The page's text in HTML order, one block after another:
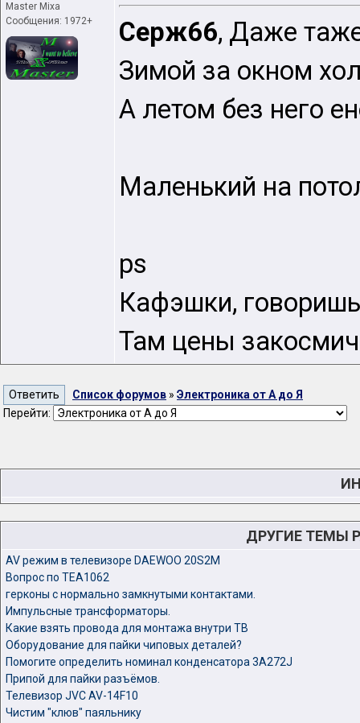
Master Mixa
Сообщения: 1972+
Серж66, Даже
Зимой за окном
А летом без него
Маленький на
ps
Кафэшки,
Там цены
Список форумов » Электроника от А до Я
Перейти:
ДРУГИЕ ТЕМЫ
AV режим в телевизоре DAEWOO 20S2M
Вопрос по TEA1062
герконы с нормально замкнутыми контактами.
Импульсные трансформаторы.
Какие взять провода для монтажа внутри ТВ
Оборудование для пайки чиповых деталей?
Помогите определить номинал конденсатора 3A272J
Припой для пайки разъёмов.
Телевизор JVC AV-14F10
Чистим "клюв" паяльнику